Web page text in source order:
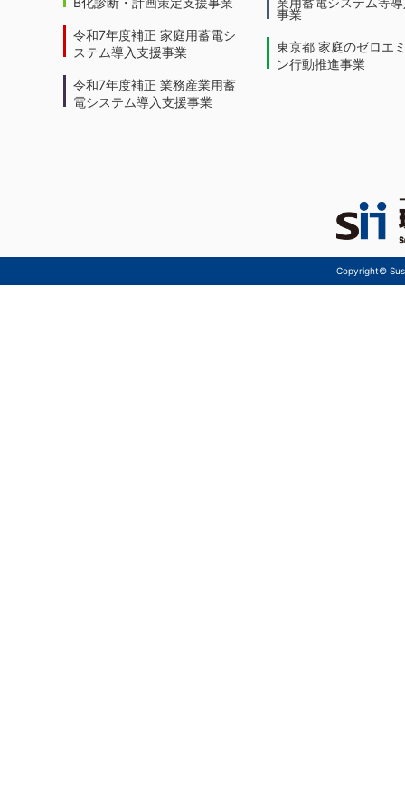
令和7年度補正 家庭用蓄電シ
ステム導入支援事業
令和7年度補正 業務産業用蓄
電システム導入支援事業
事業
東京都 家庭のゼロエ
ン行動推進事業
Copyright©